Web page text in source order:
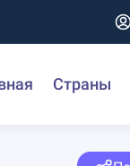
Страны